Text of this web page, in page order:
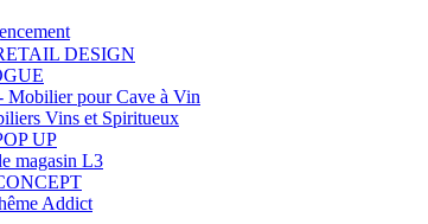
DESIGN
pour Cave à Vin
Vins et Spiritueux
UP
magasin L3
Addict